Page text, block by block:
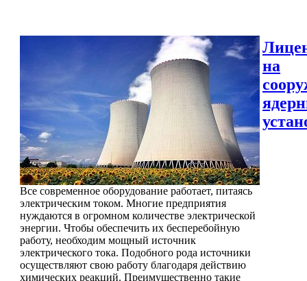
Все современное оборудование работает, питаясь
электрическим током. Многие предприятия
нуждаются в огромном количестве электрической
энергии. Чтобы обеспечить их бесперебойную
работу, необходим мощный источник
электрического тока. Подобного рода источники
осуществляют свою работу благодаря действию
химических реакций. Преимущественно такие
на